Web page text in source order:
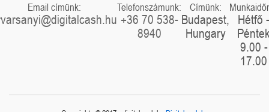
Email címünk: Telefonszámunk:
+36 70 538-
8940
Címünk:
Budapest,
Hungary
Hétfő -
9.00 -
17.00